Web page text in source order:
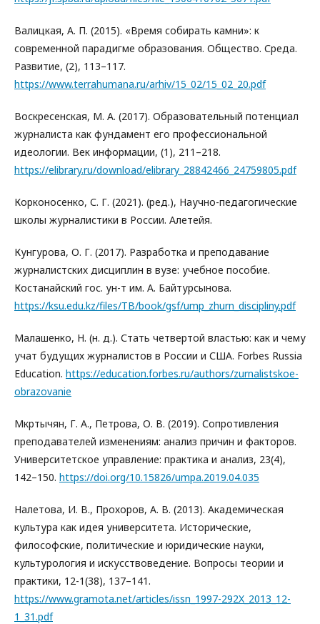
Валицкая, А. П. (2015). «Время собирать камни»: к
современной парадигме образования. Общество. Среда.
Развитие, (2), 113–117.
https://www.terrahumana.ru/arhiv/15_02/15_02_20.pdf
Воскресенская, М. А. (2017). Образовательный потенциал
журналиста как фундамент его профессиональной
идеологии. Век информации, (1), 211–218.
https://elibrary.ru/download/elibrary_28842466_24759805.pdf
Корконосенко, С. Г. (2021). (ред.), Научно-педагогические
школы журналистики в России. Алетейя.
Кунгурова, О. Г. (2017). Разработка и преподавание
журналистских дисциплин в вузе: учебное пособие.
Костанайский гос. ун-т им. А. Байтурсынова.
https://ksu.edu.kz/files/TB/book/gsf/ump_zhurn_discipliny.pdf
Малашенко, Н. (н. д.). Стать четвертой властью: как и чему
учат будущих журналистов в России и США. Forbes Russia
Education. https://education.forbes.ru/authors/zurnalistskoe-
obrazovanie
Мкртычян, Г. А., Петрова, О. В. (2019). Сопротивления
преподавателей изменениям: анализ причин и факторов.
Университетское управление: практика и анализ, 23(4),
142–150. https://doi.org/10.15826/umpa.2019.04.035
Налетова, И. В., Прохоров, А. В. (2013). Академическая
культура как идея университета. Исторические,
философские, политические и юридические науки,
культурология и искусствоведение. Вопросы теории и
практики, 12-1(38), 137–141.
https://www.gramota.net/articles/issn_1997-292X_2013_12-
1_31.pdf